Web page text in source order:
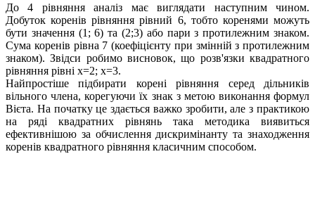
До 4 рівняння аналіз має виглядати наступним чином.
Добуток коренів рівняння рівний 6, тобто коренями можуть
бути значення (1; 6) та (2;3) або пари з протилежним знаком.
Сума коренів рівна 7 (коефіцієнту при змінній з протилежним
знаком). Звідси робимо висновок, що розв'язки квадратного
рівняння рівні x=2; x=3.
Найпростіше підбирати корені рівняння серед дільників
вільного члена, корегуючи їх знак з метою виконання формул
Вієта. На початку це здається важко зробити, але з практикою
на ряді квадратних рівнянь така методика виявиться
ефективнішою за обчислення дискримінанту та знаходження
коренів квадратного рівняння класичним способом.